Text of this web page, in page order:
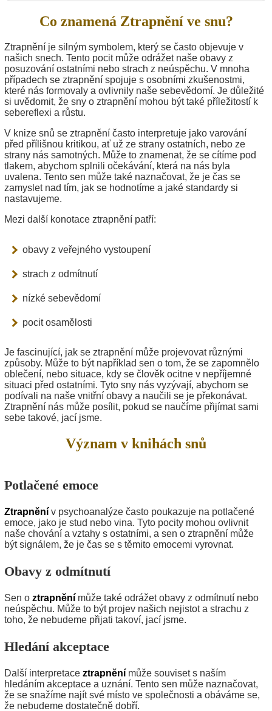
Co znamená Ztrapnění ve snu?
Ztrapnění je silným symbolem, který se často objevuje v
našich snech. Tento pocit může odrážet naše obavy z
posuzování ostatními nebo strach z neúspěchu. V mnoha
případech se ztrapnění spojuje s osobními zkušenostmi,
které nás formovaly a ovlivnily naše sebevědomí. Je důležité
si uvědomit, že sny o ztrapnění mohou být také příležitostí k
sebereflexi a růstu.
V knize snů se ztrapnění často interpretuje jako varování
před přílišnou kritikou, ať už ze strany ostatních, nebo ze
strany nás samotných. Může to znamenat, že se cítíme pod
tlakem, abychom splnili očekávání, která na nás byla
uvalena. Tento sen může také naznačovat, že je čas se
zamyslet nad tím, jak se hodnotíme a jaké standardy si
nastavujeme.
Mezi další konotace ztrapnění patří:
obavy z veřejného vystoupení
strach z odmítnutí
nízké sebevědomí
pocit osamělosti
Je fascinující, jak se ztrapnění může projevovat různými
způsoby. Může to být například sen o tom, že se zapomnělo
oblečení, nebo situace, kdy se člověk ocitne v nepříjemné
situaci před ostatními. Tyto sny nás vyzývají, abychom se
podívali na naše vnitřní obavy a naučili se je překonávat.
Ztrapnění nás může posílit, pokud se naučíme přijímat sami
sebe takové, jací jsme.
Význam v knihách snů
Potlačené emoce
Ztrapnění v psychoanalýze často poukazuje na potlačené
emoce, jako je stud nebo vina. Tyto pocity mohou ovlivnit
naše chování a vztahy s ostatními, a sen o ztrapnění může
být signálem, že je čas se s těmito emocemi vyrovnat.
Obavy z odmítnutí
Sen o ztrapnění může také odrážet obavy z odmítnutí nebo
neúspěchu. Může to být projev našich nejistot a strachu z
toho, že nebudeme přijati takoví, jací jsme.
Hledání akceptace
Další interpretace ztrapnění může souviset s naším
hledáním akceptace a uznání. Tento sen může naznačovat,
že se snažíme najít své místo ve společnosti a obáváme se,
že nebudeme dostatečně dobří.